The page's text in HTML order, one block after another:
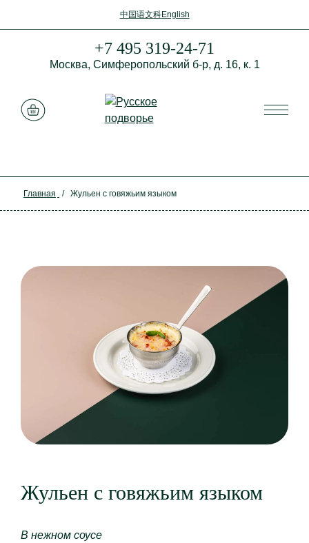
中国语文科English
+7 495 319-24-71
Москва, Симферопольский б-р, д. 16, к. 1
Смотреть корзину
Главная / Жульен с говяжьим языком
Жульен с говяжьим языком
В нежном соусе